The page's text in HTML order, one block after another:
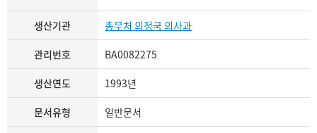
생산기관 총무처 의정국 의사과
관리번호 BA0082275
생산연도 1993년
문서유형 일반문서